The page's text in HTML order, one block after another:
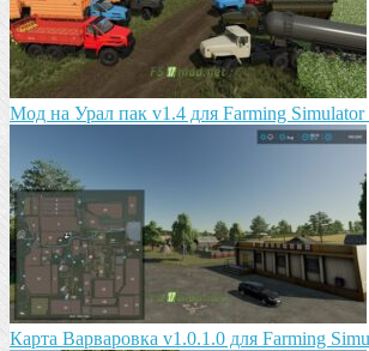
Мод на Урал пак v1.4 для Farming Simulator
Карта Варваровка v1.0.1.0 для Farming